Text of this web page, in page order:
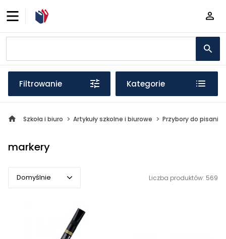
Filtrowanie Kategorie
Szkoła i biuro Artykuły szkolne i biurowe Przybory do pisania
markery
Domyślnie Liczba produktów: 569